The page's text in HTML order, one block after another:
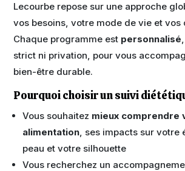
Lecourbe repose sur une approche
vos besoins, votre mode de vie et vos
Chaque programme est personnalisé
strict ni privation, pour vous
bien-être durable.
Pourquoi choisir un suivi
Vous souhaitez mieux comprendre
alimentation, ses impacts sur votre
peau et votre silhouette
Vous recherchez un